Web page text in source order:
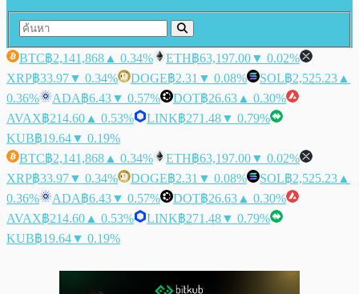
BTC฿2,141,868 ▲ 0.34% ETH฿63,197.00▼ 0.02%
XRP฿33.97▼ 0.34% DOGE฿2.31 ▼ 0.08% SOL฿2,525.23 ▲
0.36%
ADA฿6.43▼ 0.57% DOT฿26.63 ▲ 0.30%
AVAX฿214.60 ▲ 0.53% LINK฿271.48▼ 0.79%
KUB฿19.64▼ 0.19%
BTC฿2,141,868 ▲ 0.34% ETH฿63,197.00▼ 0.02%
XRP฿33.97▼ 0.34% DOGE฿2.31 ▼ 0.08% SOL฿2,525.23 ▲
0.36%
ADA฿6.43▼ 0.57% DOT฿26.63 ▲ 0.30%
AVAX฿214.60 ▲ 0.53% LINK฿271.48▼ 0.79%
KUB฿19.64▼ 0.19%